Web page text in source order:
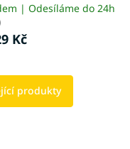
| Odesíláme do 24h
Kč
produkty